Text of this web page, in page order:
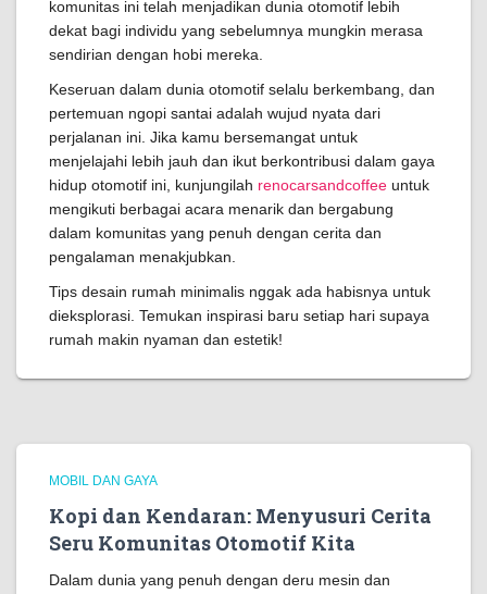
komunitas ini telah menjadikan dunia otomotif lebih
dekat bagi individu yang sebelumnya mungkin merasa
sendirian dengan hobi mereka.
Keseruan dalam dunia otomotif selalu berkembang, dan
pertemuan ngopi santai adalah wujud nyata dari
perjalanan ini. Jika kamu bersemangat untuk
menjelajahi lebih jauh dan ikut berkontribusi dalam gaya
hidup otomotif ini, kunjungilah renocarsandcoffee untuk
mengikuti berbagai acara menarik dan bergabung
dalam komunitas yang penuh dengan cerita dan
pengalaman menakjubkan.
Tips desain rumah minimalis nggak ada habisnya untuk
dieksplorasi. Temukan inspirasi baru setiap hari supaya
rumah makin nyaman dan estetik!
MOBIL DAN GAYA
Kopi dan Kendaran: Menyusuri Cerita
Seru Komunitas Otomotif Kita
Dalam dunia yang penuh dengan deru mesin dan